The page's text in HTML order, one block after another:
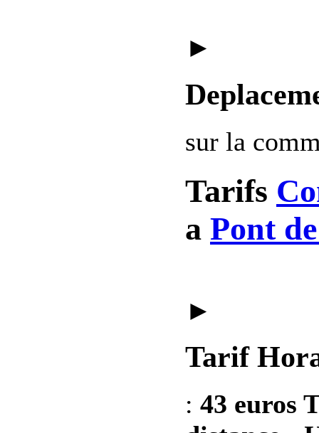
►
sur la
Tarifs
a Pont
►
Tarif
: 43 euros